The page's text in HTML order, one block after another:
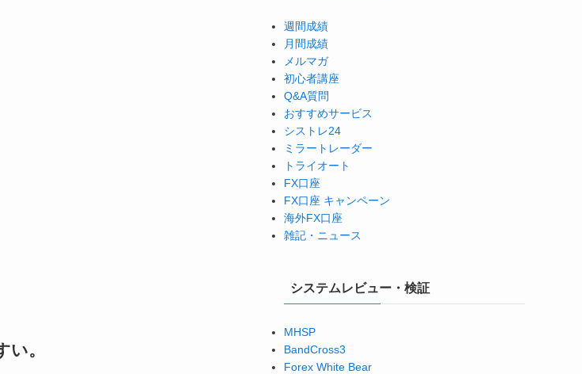
。
週間成績
月間成績
メルマガ
初心者講座
Q&A質問
おすすめサービス
シストレ24
ミラートレーダー
トライオート
FX口座
FX口座 キャンペーン
海外FX口座
雑記・ニュース
システムレビュー・検証
MHSP
BandCross3
Forex White Bear